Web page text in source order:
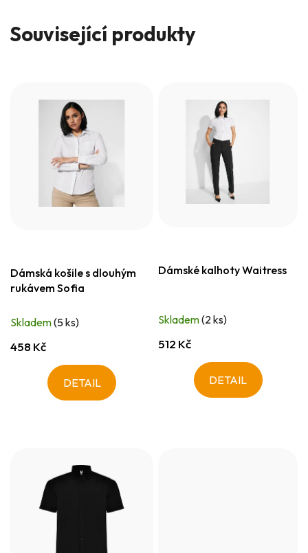
Související produkty
Dámská košile s dlouhým
rukávem Sofia
Skladem(5 ks)
458 Kč
DETAIL
Dámské kalhoty Waitress
Skladem(2 ks)
512 Kč
DETAIL